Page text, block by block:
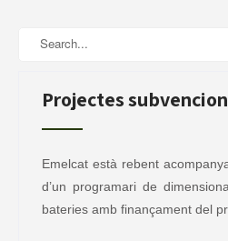
Projectes
Emelcat està rebent
d’un programari de
bateries amb finançament del